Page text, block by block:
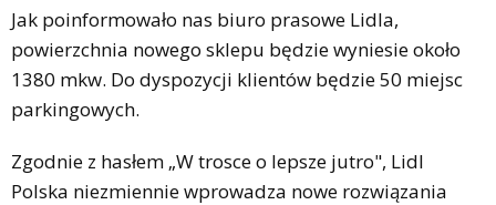
Jak poinformowało nas biuro prasowe Lidla,
powierzchnia nowego sklepu będzie wyniesie około
1380 mkw. Do dyspozycji klientów będzie 50 miejsc
parkingowych.
Zgodnie z hasłem „W trosce o lepsze jutro", Lidl
Polska niezmiennie wprowadza nowe rozwiązania